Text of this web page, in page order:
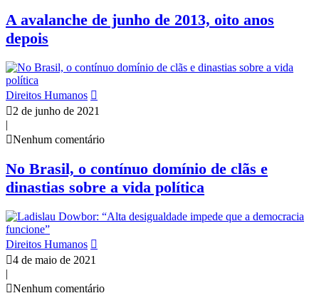
A avalanche de junho de 2013, oito anos
depois
Direitos Humanos
2 de junho de 2021
|
Nenhum comentário
No Brasil, o contínuo domínio de clãs e
dinastias sobre a vida política
Direitos Humanos
4 de maio de 2021
|
Nenhum comentário